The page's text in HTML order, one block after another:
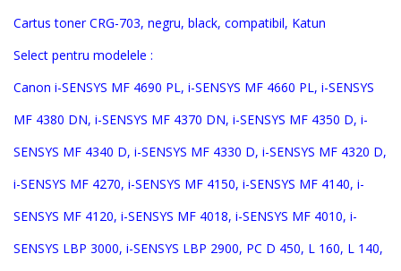
Cartus toner CRG-703, negru, black, compatibil, Katun
Select pentru modelele :
Canon i-SENSYS MF 4690 PL, i-SENSYS MF 4660 PL, i-SENSYS
MF 4380 DN, i-SENSYS MF 4370 DN, i-SENSYS MF 4350 D, i-
SENSYS MF 4340 D, i-SENSYS MF 4330 D, i-SENSYS MF 4320 D,
i-SENSYS MF 4270, i-SENSYS MF 4150, i-SENSYS MF 4140, i-
SENSYS MF 4120, i-SENSYS MF 4018, i-SENSYS MF 4010, i-
SENSYS LBP 3000, i-SENSYS LBP 2900, PC D 450, L 160, L 140,